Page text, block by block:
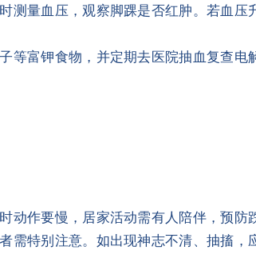
测量血压，观察脚踝是否红肿。若血压
富钾食物，并定期去医院抽血复查电
动作要慢，居家活动需有人陪伴，预防
特别注意。如出现神志不清、抽搐，